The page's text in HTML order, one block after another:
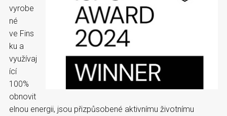
vyrobe
né
ve Fins
ku a
využívaj
ící
100%
obnovit
elnou energii, jsou přizpůsobené aktivnímu životnímu